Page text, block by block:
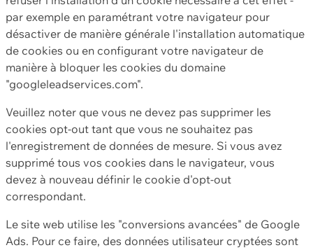
par exemple en paramétrant votre navigateur pour
désactiver de manière générale l'installation automatique
de cookies ou en configurant votre navigateur de
manière à bloquer les cookies du domaine
"googleleadservices.com".
Veuillez noter que vous ne devez pas supprimer les
cookies opt-out tant que vous ne souhaitez pas
l'enregistrement de données de mesure. Si vous avez
supprimé tous vos cookies dans le navigateur, vous
devez à nouveau définir le cookie d'opt-out
correspondant.
Le site web utilise les "conversions avancées" de Google
Ads. Pour ce faire, des données utilisateur cryptées sont